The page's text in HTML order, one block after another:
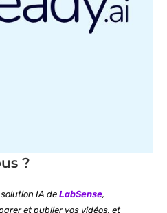
?
IA deLabSense,
et publier vos vidéos, et